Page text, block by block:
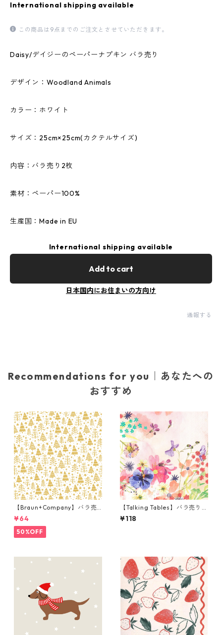
International shipping available
この商品は9点までのご注文とさせていただきます。
Daisy/デイジーのペーパーナプキン バラ売り
デザイン：Woodland Animals
カラー：ホワイト
サイズ：25cm×25cm(カクテルサイズ)
内容：バラ売り2枚
素材：ペーパー100%
生産国：Made in EU
International shipping available
Add to cart
日本国内にお住まいの方向け
通報する
Recommendations for you｜あなたへの
おすすめ
【Braun+Company】バラ売
り2枚 ランチサイズ ペーパー
ナプキン Golden Forest ホワ
イトxパールゴールド
¥64
50%OFF
【Talking Tables】バラ売り1
枚 カクテルサイズ ペーパーナ
プキン Blossom Girls ピンク
¥118